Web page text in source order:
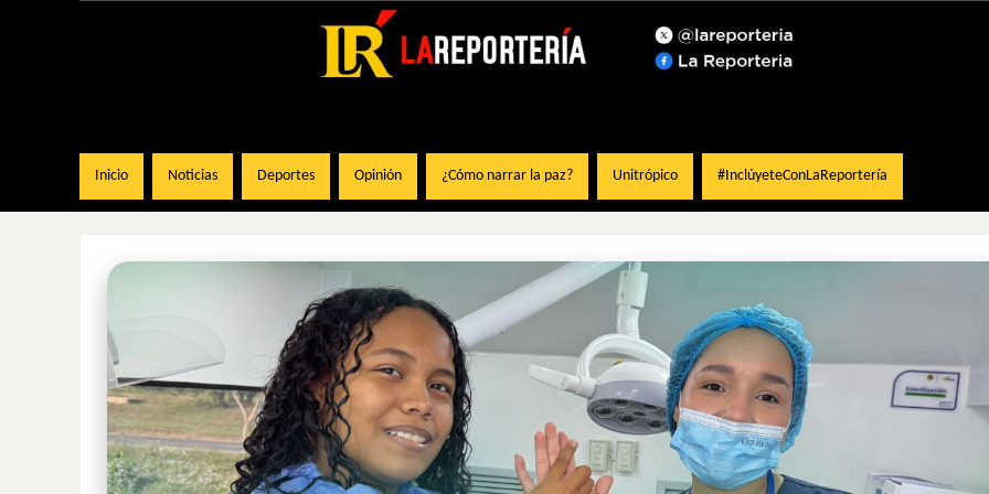
Inicio Noticias Deportes Opinión ¿Cómo narrar la paz? Unitrópico #InclúyeteConLaReportería